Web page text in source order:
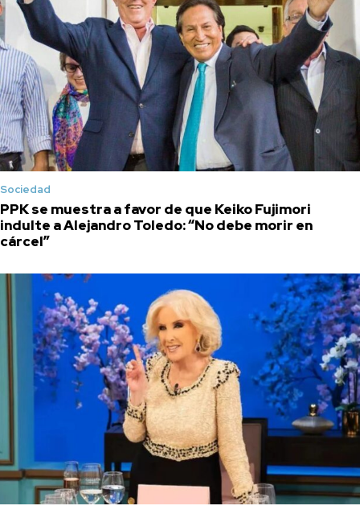
Sociedad
PPK se muestra a favor de que Keiko Fujimori
indulte a Alejandro Toledo: “No debe morir en
cárcel”